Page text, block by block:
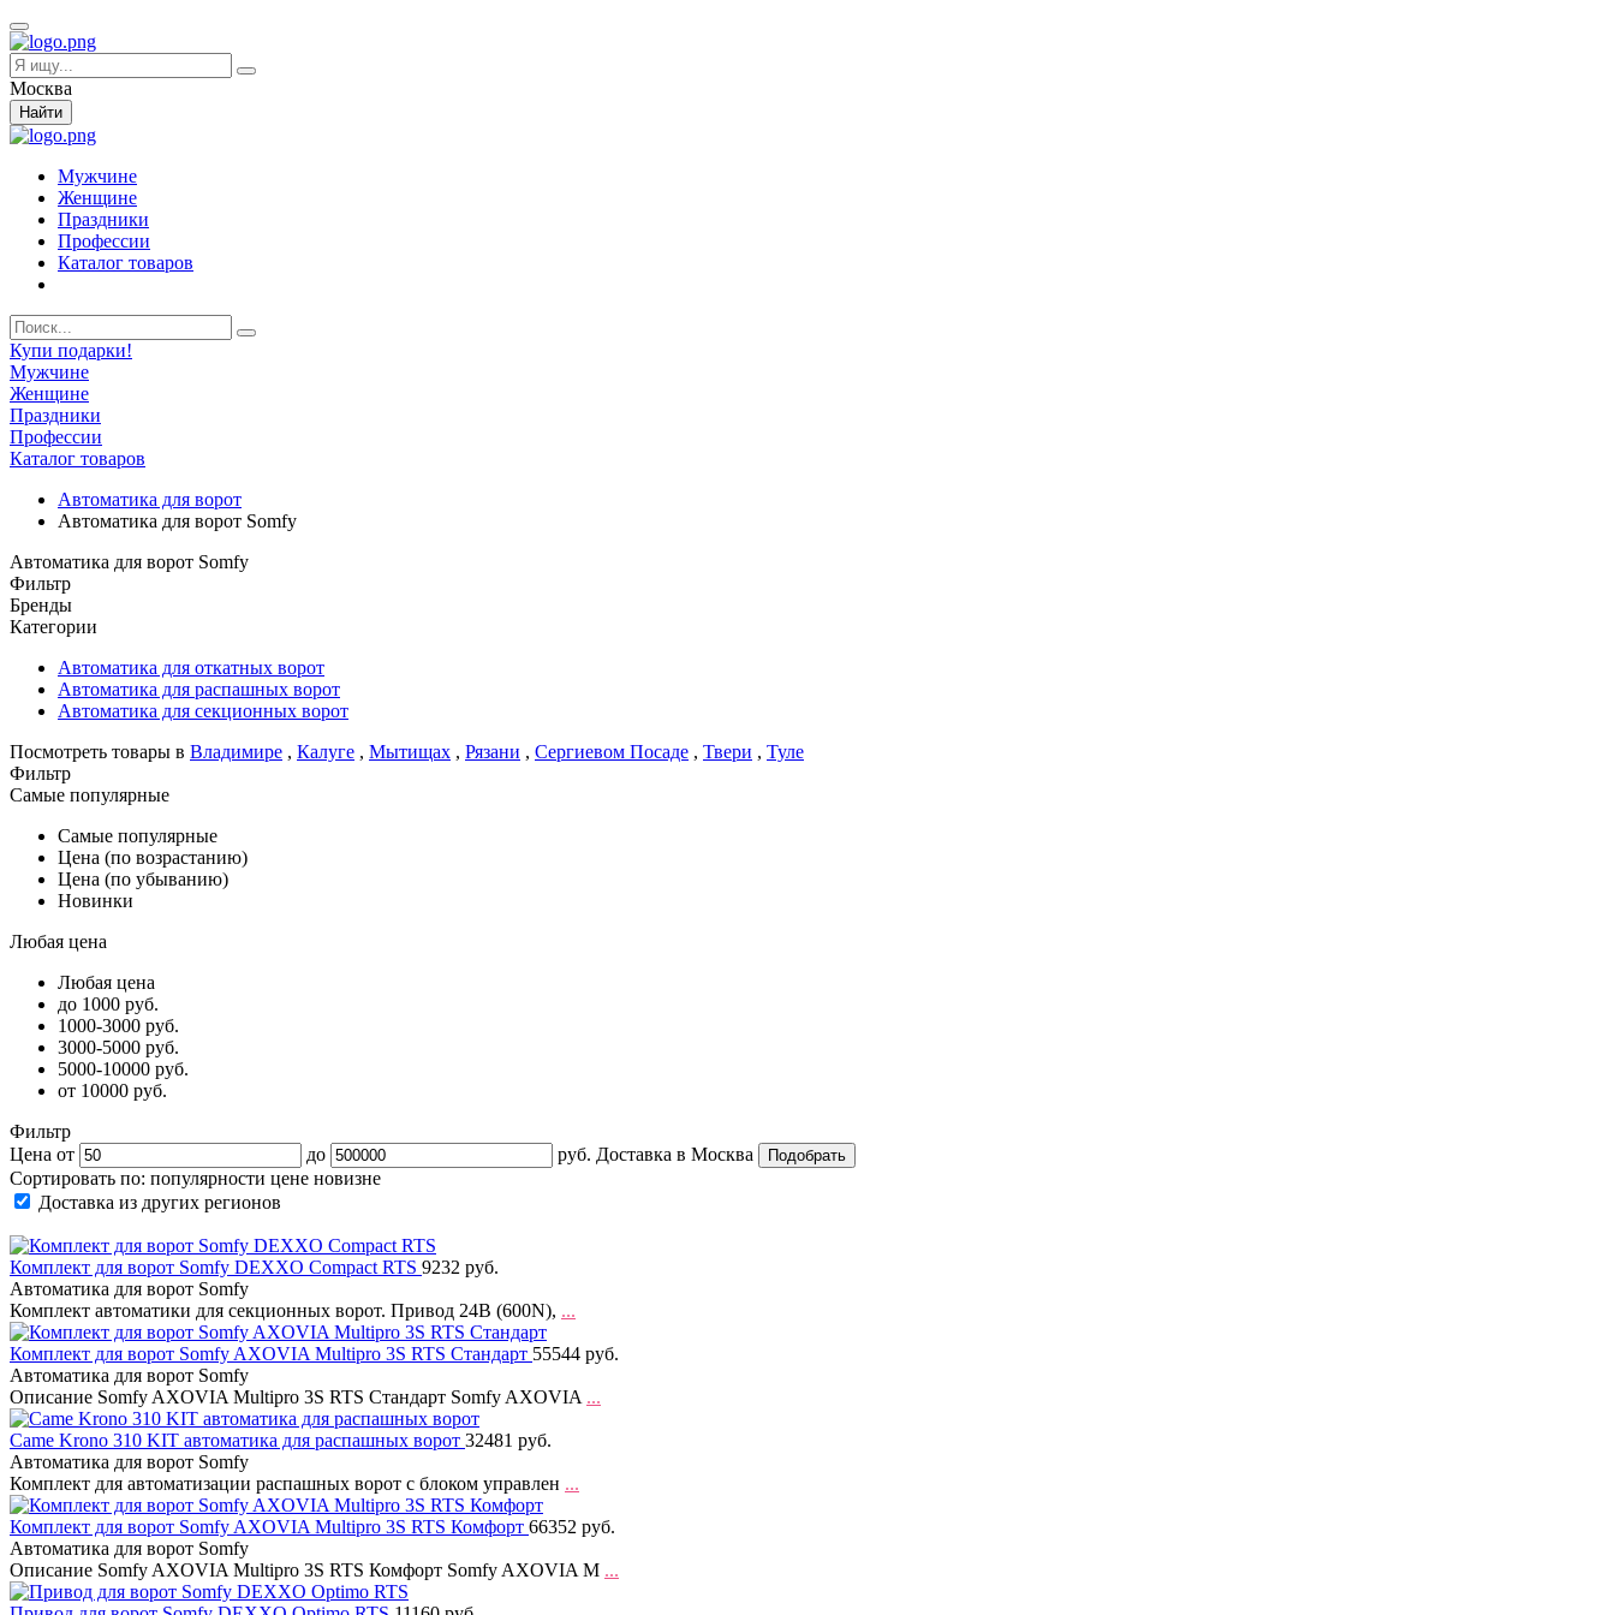
Москва
Найти
Мужчине
Женщине
Праздники
Профессии
Каталог товаров
Купи подарки!
Мужчине
Женщине
Праздники
Профессии
Каталог товаров
Автоматика для ворот
Автоматика для ворот Somfy
Автоматика для ворот Somfy
Фильтр
Бренды
Категории
Автоматика для откатных ворот
Автоматика для распашных ворот
Автоматика для секционных ворот
Посмотреть товары в Владимире , Калуге , Мытищах , Рязани , Сергиевом Посаде , Твери , Туле
Фильтр
Самые популярные
Самые популярные
Цена (по возрастанию)
Цена (по убыванию)
Новинки
Любая цена
Любая цена
до 1000 руб.
1000-3000 руб.
3000-5000 руб.
5000-10000 руб.
от 10000 руб.
Фильтр
Цена от
до руб. Доставка в Москва
Сортировать по: популярности цене новизне
Доставка из других регионов
Комплект для ворот Somfy DEXXO Compact RTS 9232 руб.
Автоматика для ворот Somfy
Комплект автоматики для секционных ворот. Привод 24В (600N), ...
Комплект для ворот Somfy AXOVIA Multipro 3S RTS Стандарт 55544 руб.
Автоматика для ворот Somfy
Описание Somfy AXOVIA Multipro 3S RTS Стандарт Somfy AXOVIA ...
Came Krono 310 KIT автоматика для распашных ворот 32481 руб.
Автоматика для ворот Somfy
Комплект для автоматизации распашных ворот с блоком управлен ...
Комплект для ворот Somfy AXOVIA Multipro 3S RTS Комфорт 66352 руб.
Автоматика для ворот Somfy
Описание Somfy AXOVIA Multipro 3S RTS Комфорт Somfy AXOVIA M ...